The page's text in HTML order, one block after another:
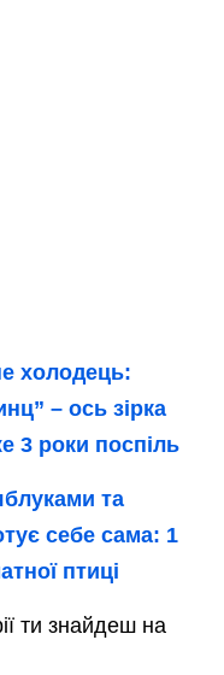
холодець:
– ось зірка
3 роки поспіль
та
себе сама: 1
птиці
ти знайдеш на